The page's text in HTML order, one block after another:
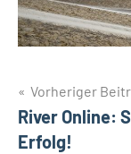
Vorheriger
River Online:
Erfolg!